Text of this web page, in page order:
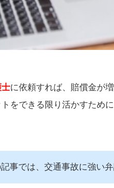
に依頼すれば、賠償金が
をできる限り活かすため
事では、交通事故に強い